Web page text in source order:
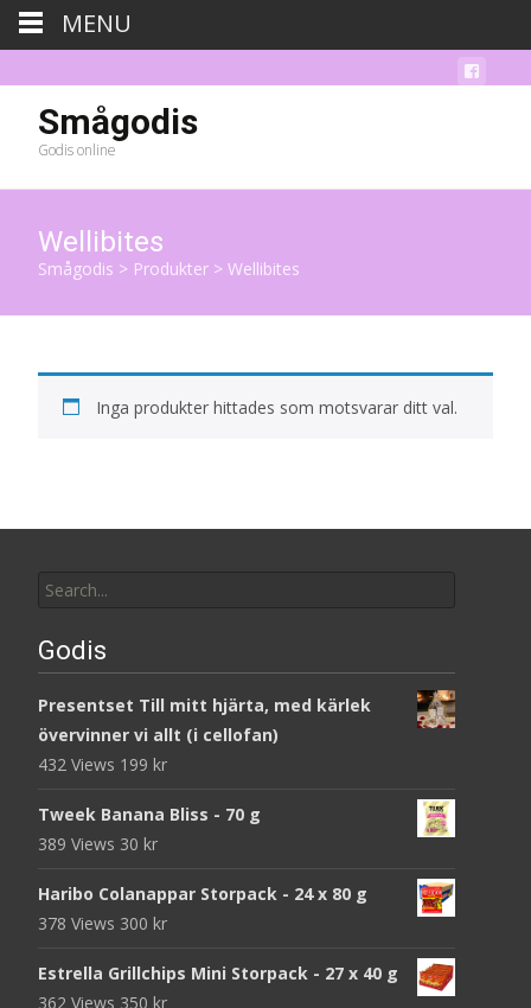
Smågodis
Godis online
Wellibites
Smågodis > Produkter > Wellibites
Inga produkter hittades som motsvarar ditt val.
for:
Godis
Presentset Till mitt hjärta, med kärlek
övervinner vi allt (i cellofan)
432 Views 199 kr
Tweek Banana Bliss - 70 g
389 Views 30 kr
Haribo Colanappar Storpack - 24 x 80 g
378 Views 300 kr
Estrella Grillchips Mini Storpack - 27 x 40 g
362 Views 350 kr
MENU